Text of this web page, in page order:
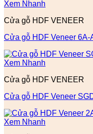
Xem Nhanh
Cửa gỗ HDF VENEER
Cửa gỗ HDF Veneer 6A-
Xem Nhanh
Cửa gỗ HDF VENEER
Cửa gỗ HDF Veneer
Xem Nhanh